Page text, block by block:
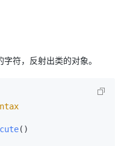
符，反射出类的对象。
()